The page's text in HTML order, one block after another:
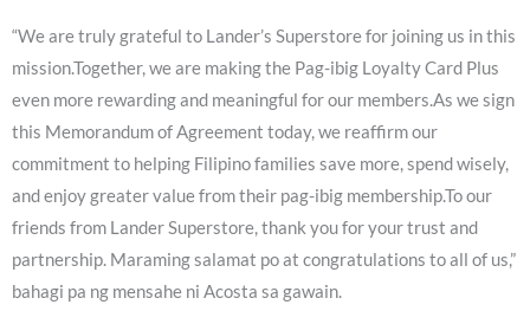
“We are truly grateful to Lander’s Superstore for joining us in this
mission.Together, we are making the Pag-ibig Loyalty Card Plus
even more rewarding and meaningful for our members.As we sign
this Memorandum of Agreement today, we reaffirm our
commitment to helping Filipino families save more, spend wisely,
and enjoy greater value from their pag-ibig membership.To our
friends from Lander Superstore, thank you for your trust and
partnership. Maraming salamat po at congratulations to all of us,”
bahagi pa ng mensahe ni Acosta sa gawain.